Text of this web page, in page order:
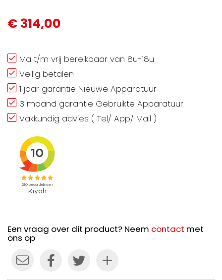
€ 314,00
Ma t/m vrij bereikbaar van 8u-18u
Veilig betalen
1 jaar garantie Nieuwe Apparatuur
3 maand garantie Gebruikte Apparatuur
Vakkundig advies ( Tel/ App/ Mail )
Een vraag over dit product? Neem contact met
ons op